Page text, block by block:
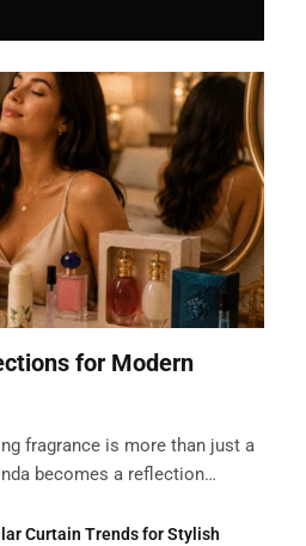
for Modern
fragrance is more than just a
becomes a reflection…
Curtain Trends for Stylish